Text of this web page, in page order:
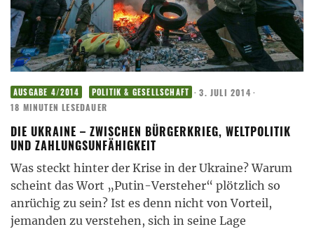
AUSGABE 4/2014 POLITIK & GESELLSCHAFT · 3. JULI 2014 ·
18 MINUTEN LESEDAUER
DIE UKRAINE – ZWISCHEN BÜRGERKRIEG, WELTPOLITIK
UND ZAHLUNGSUNFÄHIGKEIT
Was steckt hinter der Krise in der Ukraine? Warum
scheint das Wort „Putin-Versteher“ plötzlich so
anrüchig zu sein? Ist es denn nicht von Vorteil,
jemanden zu verstehen, sich in seine Lage